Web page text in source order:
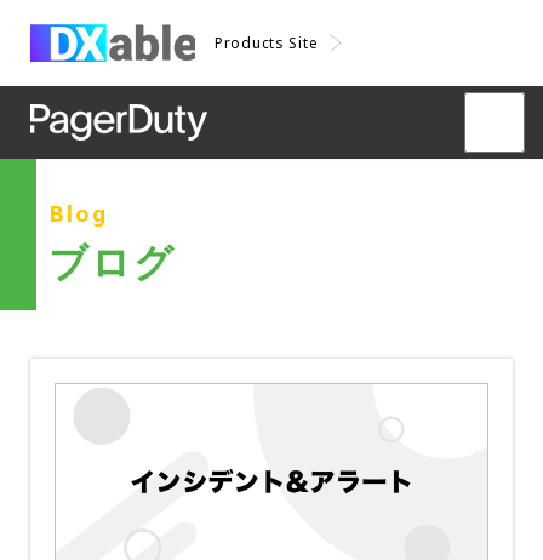
Products Site
Blog
ブログ